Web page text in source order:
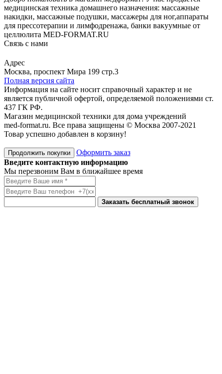
медицинская техника домашнего назначения: массажные
накидки, массажные подушки, массажеры для ног,аппараты
для прессотерапии и лимфодренажа, банки вакуумные от
целлюлита MED-FORMAT.RU
Связь с нами
Адрес
Москва, проспект Мира 199 стр.3
Полная версия сайта
Информация на сайте носит справочный характер и не
является публичной офертой, определяемой положениями ст.
437 ГК РФ.
Магазин медицинской техники для дома учреждений
med-format.ru. Все права защищены © Москва 2007-2021
Товар успешно добавлен в корзину!
Продолжить покупки
Оформить заказ
Введите контактную информацию
Мы перезвоним Вам в ближайшее время
Заказать бесплатный звонок